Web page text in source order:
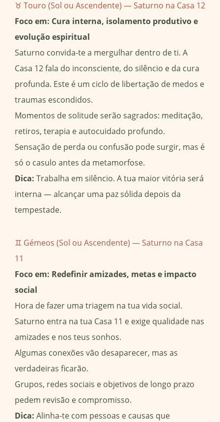
♉ Touro (Sol ou Ascendente) — Saturno na Casa 12
Foco em: Cura interna, isolamento produtivo e
evolução espiritual
Saturno convida-te a mergulhar dentro de ti. A
Casa 12 fala do inconsciente, do silêncio e da cura
profunda. Este é um ciclo de libertação de medos e
traumas escondidos.
Momentos de solitude serão sagrados: meditação,
retiros, terapia e autocuidado profundo.
Sensação de perda ou confusão pode surgir, mas é
só o casulo antes da metamorfose.
Dica: Trabalha em silêncio. A tua maior vitória será
interna — alcançar uma paz sólida depois da
tempestade.
♊ Gémeos (Sol ou Ascendente) — Saturno na Casa
11
Foco em: Redefinir amizades, metas e impacto
social
Hora de fazer uma triagem na tua vida social.
Saturno entra na tua Casa 11 e exige qualidade nas
amizades e nos teus sonhos.
Algumas conexões vão desaparecer, mas as
verdadeiras ficarão.
Grupos, redes sociais e objetivos de longo prazo
pedem revisão e compromisso.
Dica: Alinha-te com pessoas e causas que